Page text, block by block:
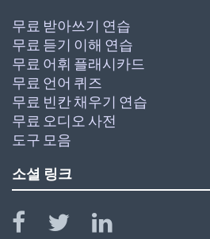
무료 받아쓰기 연습
무료 듣기 이해 연습
무료 어휘 플래시카드
무료 언어 퀴즈
무료 빈칸 채우기 연습
무료 오디오 사전
도구 모음
소셜 링크